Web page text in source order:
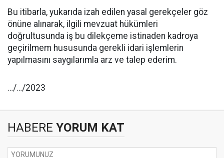
Bu itibarla, yukarıda izah edilen yasal gerekçeler göz
önüne alınarak, ilgili mevzuat hükümleri
doğrultusunda iş bu dilekçeme istinaden kadroya
geçirilmem hususunda gerekli idari işlemlerin
yapılmasını saygılarımla arz ve talep ederim.
…/…/2023
HABERE YORUM KAT